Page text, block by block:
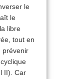
le
le
libre
tout en
prévenir
II). Car